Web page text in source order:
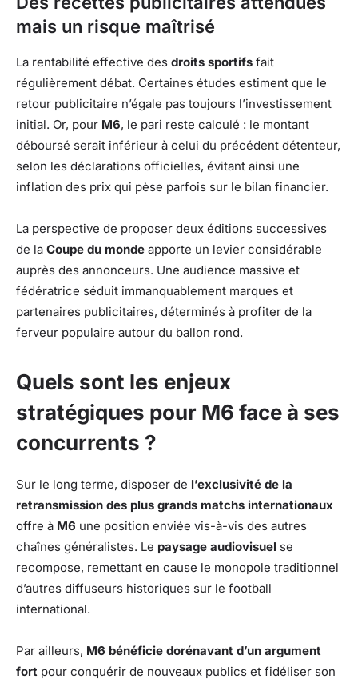
mais un risque maîtrisé
La rentabilité effective des droits sportifs fait
régulièrement débat. Certaines études estiment que le
retour publicitaire n’égale pas toujours l’investissement
initial. Or, pour M6, le pari reste calculé : le montant
déboursé serait inférieur à celui du précédent détenteur,
selon les déclarations officielles, évitant ainsi une
inflation des prix qui pèse parfois sur le bilan financier.
La perspective de proposer deux éditions successives
de la Coupe du monde apporte un levier considérable
auprès des annonceurs. Une audience massive et
fédératrice séduit immanquablement marques et
partenaires publicitaires, déterminés à profiter de la
ferveur populaire autour du ballon rond.
Quels sont les enjeux
stratégiques pour M6 face à ses
concurrents ?
Sur le long terme, disposer de l’exclusivité de la
retransmission des plus grands matchs internationaux
offre à M6 une position enviée vis-à-vis des autres
chaînes généralistes. Le paysage audiovisuel se
recompose, remettant en cause le monopole traditionnel
d’autres diffuseurs historiques sur le football
international.
Par ailleurs, M6 bénéficie dorénavant d’un argument
fort pour conquérir de nouveaux publics et fidéliser son